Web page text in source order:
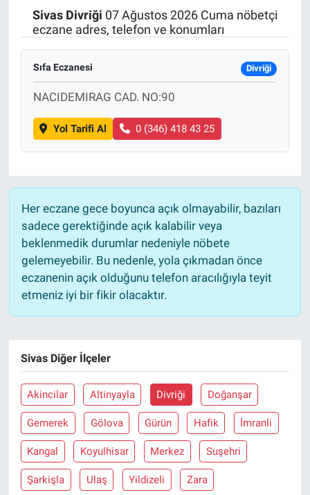
Sivas Divriği 07 Ağustos 2026 Cuma nöbetçi
eczane adres, telefon ve konumları
Sıfa Eczanesi Divriği
NACIDEMIRAG CAD. NO:90
Yol Tarifi Al 0 (346) 418 43 25
Her eczane gece boyunca açık olmayabilir, bazıları
sadece gerektiğinde açık kalabilir veya
beklenmedik durumlar nedeniyle nöbete
gelemeyebilir. Bu nedenle, yola çıkmadan önce
eczanenin açık olduğunu telefon aracılığıyla teyit
etmeniz iyi bir fikir olacaktır.
Sivas Diğer İlçeler
Akincilar Altinyayla Divriği Doğanşar
Gemerek Gölova Gürün Hafik İmranli
Kangal Koyulhisar Merkez Suşehri
Şarkişla Ulaş Yildizeli Zara
Politika
Bilecik
Kütahya
Gezi
Yerel
Magazin